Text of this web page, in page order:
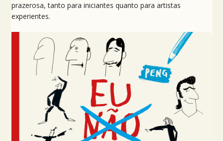
prazerosa, tanto para iniciantes quanto para artistas
experientes.